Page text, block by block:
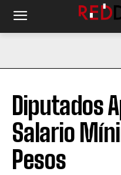
Diputados
Salario
Pesos